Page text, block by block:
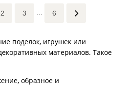
2 3 6
поделок, игрушек или
материалов. Такое
образное и